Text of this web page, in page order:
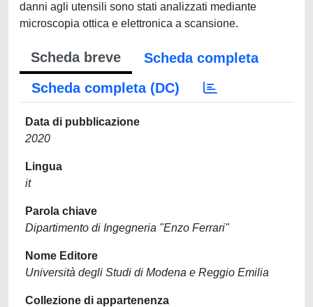
danni agli utensili sono stati analizzati mediante
microscopia ottica e elettronica a scansione.
Scheda breve
Scheda completa
Scheda completa (DC)
Data di pubblicazione
2020
Lingua
it
Parola chiave
Dipartimento di Ingegneria "Enzo Ferrari"
Nome Editore
Università degli Studi di Modena e Reggio Emilia
Collezione di appartenenza